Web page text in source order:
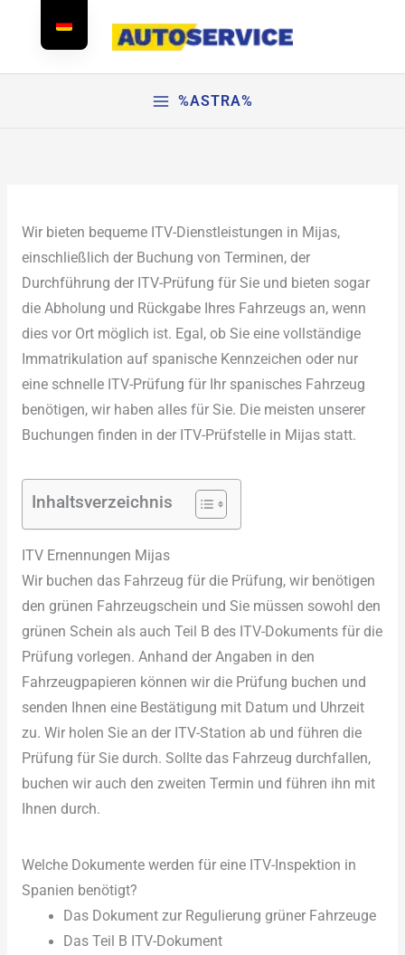
%ASTRA%
Wir bieten bequeme ITV-Dienstleistungen in Mijas,
einschließlich der Buchung von Terminen, der
Durchführung der ITV-Prüfung für Sie und bieten sogar
die Abholung und Rückgabe Ihres Fahrzeugs an, wenn
dies vor Ort möglich ist. Egal, ob Sie eine vollständige
Immatrikulation auf spanische Kennzeichen oder nur
eine schnelle ITV-Prüfung für Ihr spanisches Fahrzeug
benötigen, wir haben alles für Sie. Die meisten unserer
Buchungen finden in der ITV-Prüfstelle in Mijas statt.
Inhaltsverzeichnis
ITV Ernennungen Mijas
Wir buchen das Fahrzeug für die Prüfung, wir benötigen
den grünen Fahrzeugschein und Sie müssen sowohl den
grünen Schein als auch Teil B des ITV-Dokuments für die
Prüfung vorlegen. Anhand der Angaben in den
Fahrzeugpapieren können wir die Prüfung buchen und
senden Ihnen eine Bestätigung mit Datum und Uhrzeit
zu. Wir holen Sie an der ITV-Station ab und führen die
Prüfung für Sie durch. Sollte das Fahrzeug durchfallen,
buchen wir auch den zweiten Termin und führen ihn mit
Ihnen durch.
Welche Dokumente werden für eine ITV-Inspektion in
Spanien benötigt?
Das Dokument zur Regulierung grüner Fahrzeuge
Das Teil B ITV-Dokument